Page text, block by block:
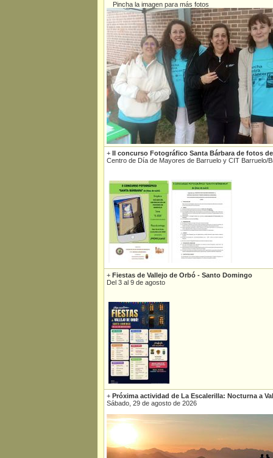
Pincha la imagen para más fotos
+ II concurso Fotográfico Santa Bárbara de fotos
Centro de Día de Mayores de Barruelo y CIT Barruelo/
+ Fiestas de Vallejo de Orbó - Santo Domingo
Del 3 al 9 de agosto
+ Próxima actividad de La Escalerilla: Nocturna a
Sábado, 29 de agosto de 2026